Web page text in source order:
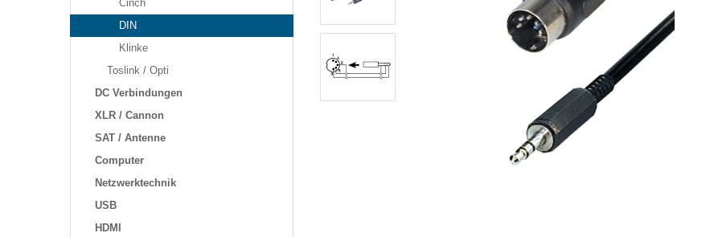
Cinch
DIN
Klinke
Toslink / Opti
DC Verbindungen
XLR / Cannon
SAT / Antenne
Computer
Netzwerktechnik
USB
HDMI